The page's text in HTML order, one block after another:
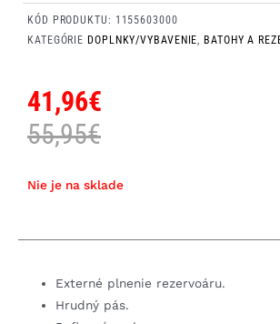
KÓD PRODUKTU: 1155603000
KATEGÓRIE DOPLNKY/VYBAVENIE BATOHY A
Nie je na sklade
41,96€
55,95€
Externé plnenie rezervoáru.
Hrudný pás.